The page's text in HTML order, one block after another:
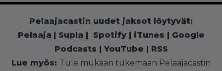
Pelaajacastin uudet jaksot löytyvät:
Pelaaja | Supla | Spotify| iTunes | Google
Podcasts | YouTube | RSS
Lue myös: Tule mukaan tukemaan Pelaajacastin